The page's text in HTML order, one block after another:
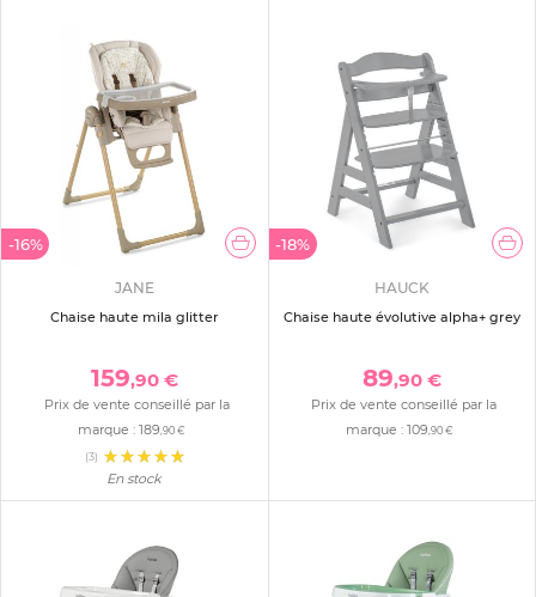
-16%
JANE
Chaise haute mila glitter
159,90 €
Prix de vente conseillé par la
marque :189 ,90 €
(3)
En stock
-18%
HAUCK
Chaise haute évolutive alpha+ grey
89,90 €
Prix de vente conseillé par la
marque : 109 ,90 €